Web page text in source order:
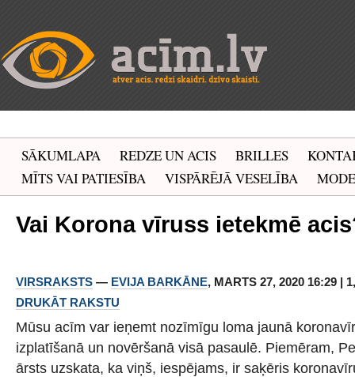
SĀKUMLAPA REDZE UN ACIS BRILLES
MĪTS VAI PATIESĪBA
VISPĀRĒJĀ VESELĪBA MODE
Vai Korona vīruss ietekmē
VIRSRAKSTS — EVIJA BARKĀNE, MARTS 27, 2020 16:29 |
DRUKĀT RAKSTU
Mūsu acīm var ieņemt nozīmīgu loma jaunā
izplatīšanā un novēršanā visā pasaulē. Piemēram,
ārsts uzskata, ka viņš, iespējams, ir saķēris